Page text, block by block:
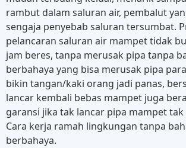
rambut dalam saluran air, pembalut
sengaja penyebab saluran tersumbat.
pelancaran saluran air mampet tidak
jam beres, tanpa merusak pipa tanpa
berbahaya yang bisa merusak pipa
bikin tangan/kaki orang jadi panas,
lancar kembali bebas mampet juga
garansi jika tak lancar pipa mampet
Cara kerja ramah lingkungan tanpa
berbahaya.